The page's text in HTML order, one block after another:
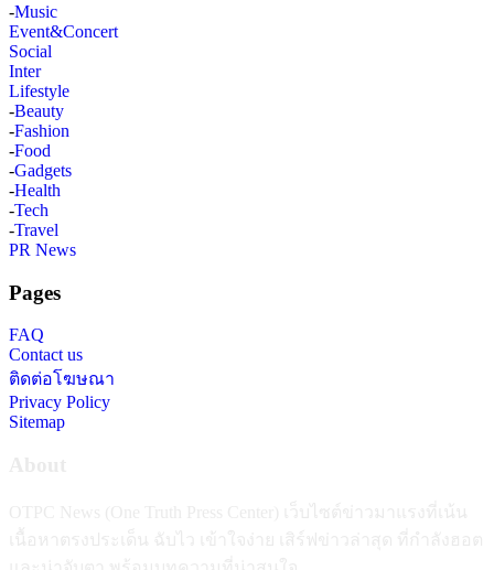
-Music
Event&Concert
Social
Inter
Lifestyle
-Beauty
-Fashion
-Food
-Gadgets
-Health
-Tech
-Travel
PR News
Pages
FAQ
Contact us
ติดต่อโฆษณา
Privacy Policy
Sitemap